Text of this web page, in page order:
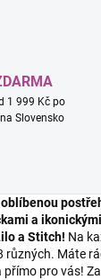
1 999 Kč po
Slovensko
a
a Stitch! Na
různých. Máte
přímo pro vás!